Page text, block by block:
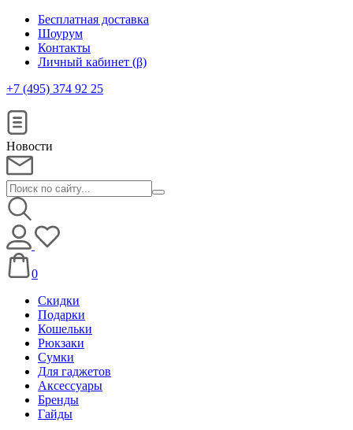
Бесплатная доставка
Шоурум
Контакты
Личный кабинет (β)
+7 (495) 374 92 25
Новости
0
Скидки
Подарки
Кошельки
Рюкзаки
Сумки
Для гаджетов
Аксессуары
Бренды
Гайды